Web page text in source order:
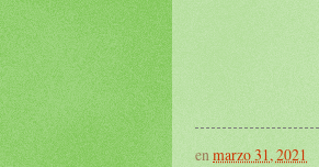
enmarzo 31, 2021